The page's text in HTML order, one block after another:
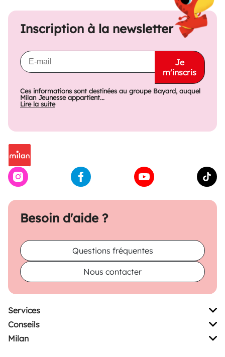
Besoin d'aide ?
Questions fréquentes
Nous contacter
Inscription à la newsletter
Je
m'inscris
Ces informations sont destinées au groupe Bayard, auquel
Milan Jeunesse appartient...
Lire la suite
Services
Conseils
Milan